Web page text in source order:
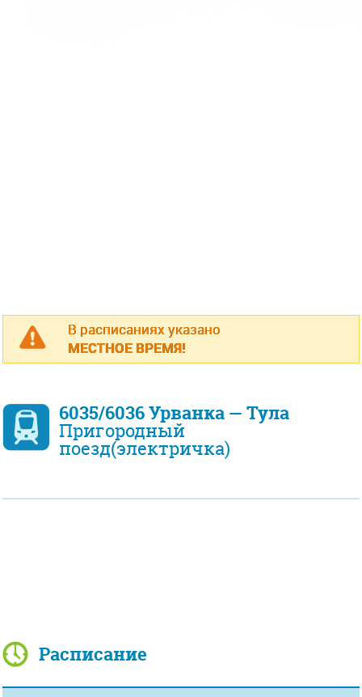
В расписаниях указано
МЕСТНОЕ ВРЕМЯ!
6035/6036 Урванка — Тула
Пригородный
поезд(электричка)
Расписание